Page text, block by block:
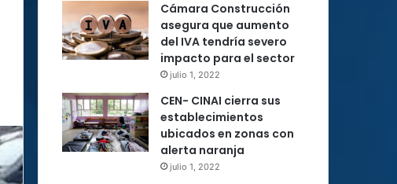
Cámara Construcción
asegura que aumento
del IVA tendría severo
impacto para el sector
julio 1, 2022
CEN- CINAI cierra sus
establecimientos
ubicados en zonas con
alerta naranja
julio 1, 2022